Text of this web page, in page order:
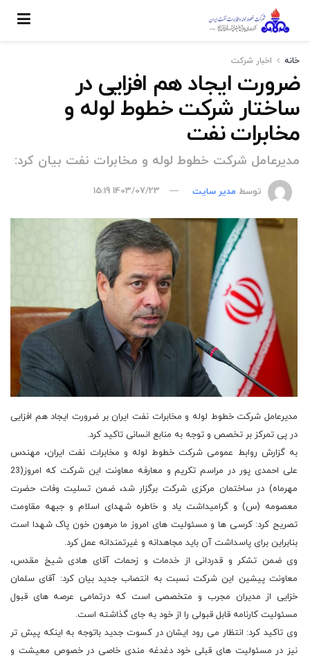
خانه اخبار شركت
ضرورت ایجاد هم افزایی در
ساختار شرکت خطوط لوله و
مخابرات نفت
مدیرعامل شرکت خطوط لوله و مخابرات نفت بیان کرد:
توسط مدیر سایت 1403/07/23 15:19
مدیرعامل شرکت خطوط لوله و مخابرات نفت ایران بر ضرورت ایجاد هم افزایی
در پی تمرکز بر تخصص و توجه به منابع انسانی تاکید کرد.
به گزارش روابط عمومی شرکت خطوط لوله و مخابرات نفت ایران، مهندس
علی احمدی پور در مراسم تکریم و معارفه معاونت این شرکت که امروز(23
مهرماه) در ساختمان مرکزی شرکت برگزار شد، ضمن تسلیت وفات حضرت
معصومه (س) و گرامیداشت یاد و خاطره شهدای اسلام و جبهه مقاومت
تصریح کرد: کرسی ها و مسئولیت های امروز ما مرهون خون پاک شهدا است
بنابراین برای پاسداشت آن باید مجاهدانه و غیرتمندانه عمل کرد.
وی ضمن تشکر و قدردانی از خدمات و زحمات آقای هادی شیخ مقدس،
معاونت پیشین این شرکت نسبت به انتصاب جدید بیان کرد: آقای سلمان
خزایی از مدیران مجرب و متخصصی است که درتمامی عرصه های قبول
مسئولیت کارنامه قابل قبولی را از خود به جای گذاشته است.
وی تاکید کرد: انتظار می رود ایشان در کسوت جدید باتوجه به اینکه پیش تر
نیز در مسئولیت های قبلی خود دغدغه مندی خاصی در خصوص معیشت و